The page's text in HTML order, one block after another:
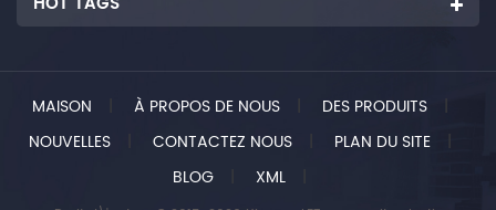
MAISON À PROPOS DE NOUS DES PRODUITS
NOUVELLES
CONTACTEZ NOUS PLAN DU SITE
BLOG
XML